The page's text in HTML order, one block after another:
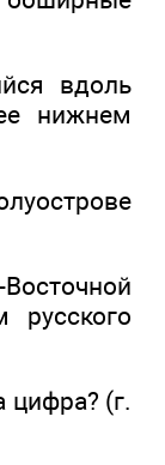
вдоль
нижнем
русского
цифра? (г.